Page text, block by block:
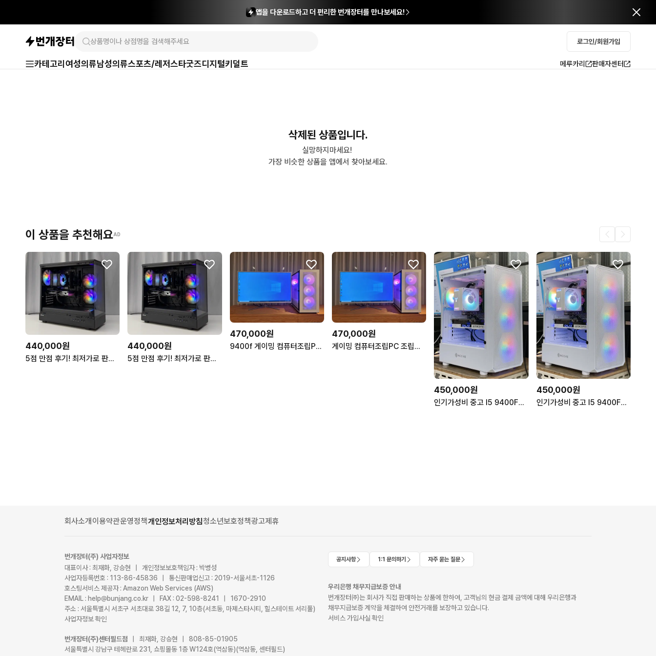
앱을 다운로드하고 더 편리한 번개장터를 만나보세요!
로그인/회원가입
카테고리 여성의류남성의류스포츠/레저스타굿즈디지털키덜트 메루카리 판매자센터
삭제된 상품입니다.
실망하지마세요!
가장 비슷한 상품을 앱에서 찾아보세요.
이 상품을 추천해요AD
440,000원
5점 만점 후기! 최저가로 판매합니다 조립식 게이밍 컴퓨터 pc 모음
440,000원
5점 만점 후기! 최저가로 판매합니다 조립식 게이밍 컴퓨터 pc 모음
470,000원
9400f 게이밍 컴퓨터조립PC 조립컴퓨터 데스크탑
470,000원
게이밍 컴퓨터조립PC 조립컴퓨터 데스크탑 9400f
450,000원
인기가성비 중고 I5 9400F사양 갓성비사무용본체 게이밍컴퓨터 데스크탑
450,000원
인기가성비 중고 I5 9400F사양 갓성비사무용본체 게이밍컴퓨터 데스크탑
회사소개이용약관운영정책개인정보처리방침청소년보호정책광고제휴
번개장터(주) 사업자정보
대표이사 : 최재화, 강승현 | 개인정보보호책임자 : 박병성
사업자등록번호 : 113-86-45836 | 통신판매업신고 : 2019-서울서초-1126
호스팅서비스 제공자 : Amazon Web Services (AWS)
EMAIL : help@bunjang.co.kr | FAX : 02-598-8241 | 1670-2910
주소 : 서울특별시 서초구 서초대로 38길 12, 7, 10층(서초동, 마제스타시티, 힐스테이트 서리풀)
사업자정보 확인
번개장터(주)센터필드점
| 최재화, 강승현 | 808-85-01905
서울특별시 강남구 테헤란로 231, 쇼핑몰동 1층 W124호(역삼동)(역삼동, 센터필드)
공지사항 1:1 문의하기 자주 묻는 질문
우리은행 채무지급보증 안내
번개장터㈜는 회사가 직접 판매하는 상품에 한하여, 고객님의 현금 결제 금액에 대해 우리은행과
채무지급보증 계약을 체결하여 안전거래를 보장하고 있습니다.
서비스 가입사실 확인